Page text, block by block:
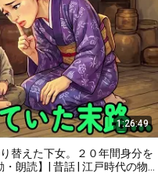
1:26:49
替えた下女。２０年間身分を
朗読】| 昔話 | 江戸時代の物